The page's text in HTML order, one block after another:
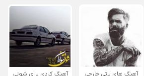
آهنگ های لاتی خارجی
آهنگ کردی برای شوتی